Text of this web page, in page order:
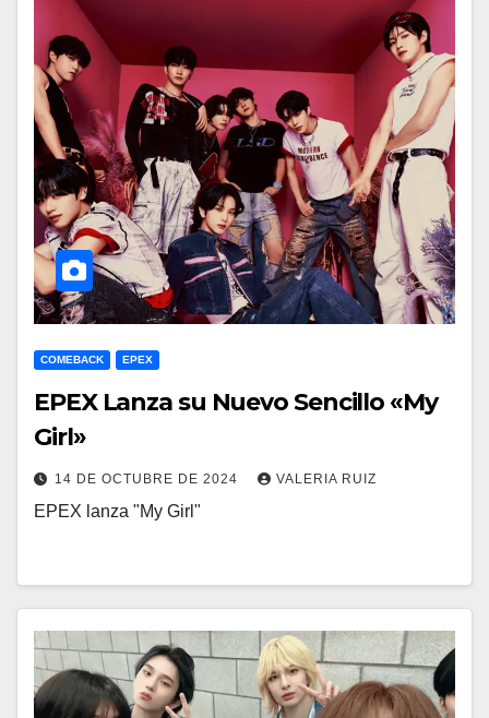
COMEBACK EPEX
EPEX Lanza su Nuevo Sencillo «My
Girl»
14 DE OCTUBRE DE 2024 VALERIA RUIZ
EPEX lanza "My Girl"